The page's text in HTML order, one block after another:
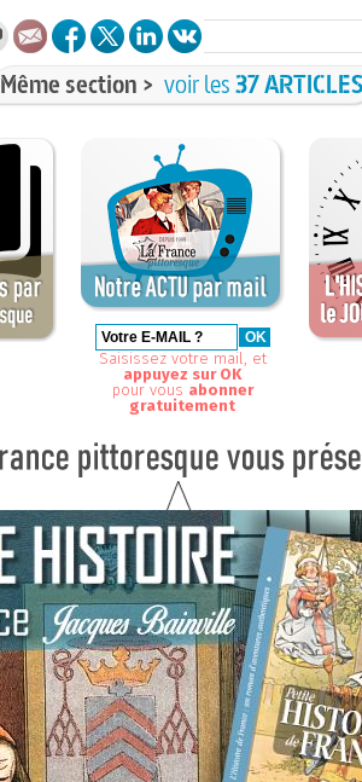
Même section > voir les37
Saisissez votre mail, et
appuyez sur OK
pour vous abonner
gratuitement